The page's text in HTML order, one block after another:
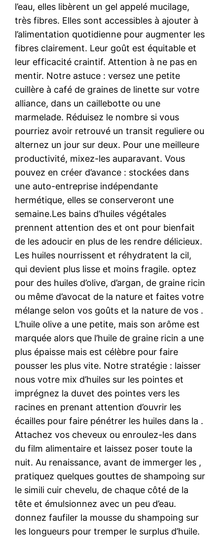
l’eau, elles libèrent un gel appelé mucilage,
très fibres. Elles sont accessibles à ajouter à
l’alimentation quotidienne pour augmenter les
fibres clairement. Leur goût est équitable et
leur efficacité craintif. Attention à ne pas en
mentir. Notre astuce : versez une petite
cuillère à café de graines de linette sur votre
alliance, dans un caillebotte ou une
marmelade. Réduisez le nombre si vous
pourriez avoir retrouvé un transit reguliere ou
alternez un jour sur deux. Pour une meilleure
productivité, mixez-les auparavant. Vous
pouvez en créer d’avance : stockées dans
une auto-entreprise indépendante
hermétique, elles se conserveront une
semaine.Les bains d’huiles végétales
prennent attention des et ont pour bienfait
de les adoucir en plus de les rendre délicieux.
Les huiles nourrissent et réhydratent la cil,
qui devient plus lisse et moins fragile. optez
pour des huiles d’olive, d’argan, de graine ricin
ou même d’avocat de la nature et faites votre
mélange selon vos goûts et la nature de vos .
L’huile olive a une petite, mais son arôme est
marquée alors que l’huile de graine ricin a une
plus épaisse mais est célèbre pour faire
pousser les plus vite. Notre stratégie : laisser
nous votre mix d’huiles sur les pointes et
imprégnez la duvet des pointes vers les
racines en prenant attention d’ouvrir les
écailles pour faire pénétrer les huiles dans la .
Attachez vos cheveux ou enroulez-les dans
du film alimentaire et laissez poser toute la
nuit. Au renaissance, avant de immerger les ,
pratiquez quelques gouttes de shampoing sur
le simili cuir chevelu, de chaque côté de la
tête et émulsionnez avec un peu d’eau.
donnez faufiler la mousse du shampoing sur
les longueurs pour tremper le surplus d’huile.